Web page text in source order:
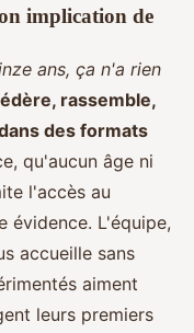
implication de
ans, ça n'a rien
rassemble,
des formats
qu'aucun âge ni
l'accès au
évidence. L'équipe,
accueille sans
aiment
leurs premiers